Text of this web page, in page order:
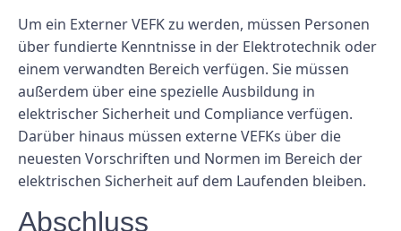
Um ein Externer VEFK zu werden, müssen Personen
über fundierte Kenntnisse in der Elektrotechnik oder
einem verwandten Bereich verfügen. Sie müssen
außerdem über eine spezielle Ausbildung in
elektrischer Sicherheit und Compliance verfügen.
Darüber hinaus müssen externe VEFKs über die
neuesten Vorschriften und Normen im Bereich der
elektrischen Sicherheit auf dem Laufenden bleiben.
Abschluss